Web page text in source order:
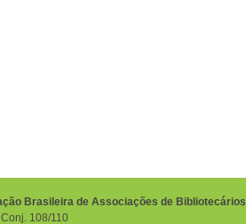
Brasileira de Associações de Bibliotecários
108/110